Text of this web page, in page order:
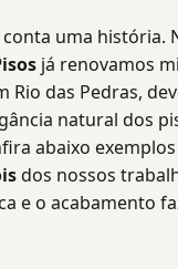
uma história.
já renovamos
Rio das Pedras,
natural dos
abaixo
dos nossos
e o acabamento